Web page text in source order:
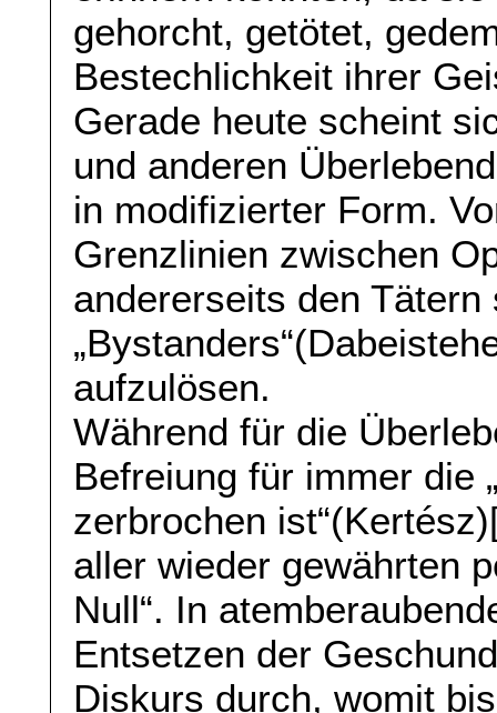
gehorcht, getötet,
Bestechlichkeit ihrer
Gerade heute scheint
und anderen
in modifizierter Form.
Grenzlinien zwischen
andererseits den
aufzulösen.
Während für die
Befreiung für immer die
zerbrochen
aller wieder gewährten
Null“. In
Entsetzen der
Diskurs durch, womit